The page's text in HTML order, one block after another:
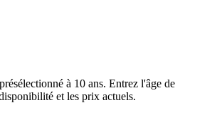
à 10 ans. Entrez l'âge de
et les prix actuels.